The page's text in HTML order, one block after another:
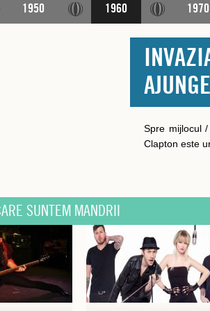
1950 1960 1970
Spre mijlocul
Clapton este
SUNTEM MANDRII